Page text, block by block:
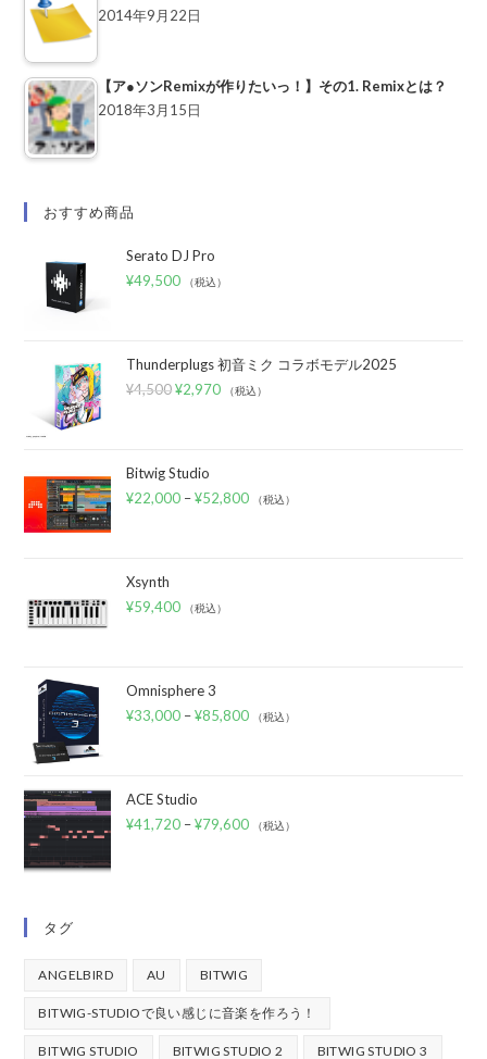
2014年9月22日
【ア●ソンRemixが作りたいっ！】その1. Remixとは？
2018年3月15日
おすすめ商品
Serato DJ Pro
¥49,500 （税込）
Thunderplugs 初音ミク コラボモデル2025
¥4,500 ¥2,970 （税込）
Bitwig Studio
¥22,000 –¥52,800 （税込）
Xsynth
¥59,400 （税込）
Omnisphere 3
¥33,000 –¥85,800 （税込）
ACE Studio
¥41,720 –¥79,600 （税込）
タグ
ANGELBIRD AU BITWIG
BITWIG-STUDIOで良い感じに音楽を作ろう！
BITWIG STUDIO BITWIG STUDIO 2 BITWIG STUDIO 3